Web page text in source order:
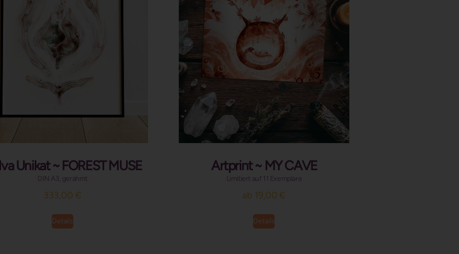
Unikat ~ FOREST MUSE
DIN A3, gerahmt
333,00 €
Details
Artprint ~ MY CAVE
Limitiert auf 11 Exemplare
ab 19,00€
Details